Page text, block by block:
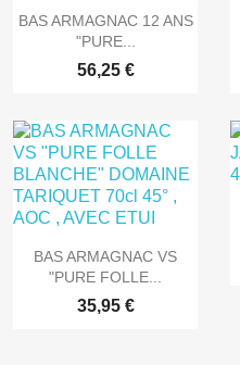
 Aperçu rapide
BAS ARMAGNAC 12 ANS
"PURE...
56,25 €
 Aperçu rapide
BAS ARMAGNAC VS
"PURE FOLLE...
35,95 €